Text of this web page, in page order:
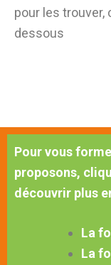
pour les trouver,
dessous
Pour vous
proposons,
découvrir plus
La
La